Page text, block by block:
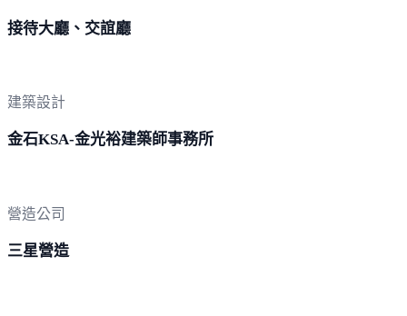
接待大廳、交誼廳
建築設計
金石KSA-金光裕建築師事務所
營造公司
三星營造